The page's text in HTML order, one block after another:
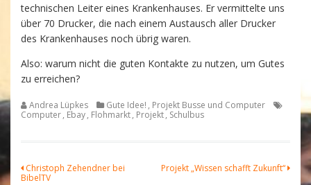
technischen Leiter eines Krankenhauses. Er vermittelte uns
über 70 Drucker, die nach einem Austausch aller Drucker
des Krankenhauses noch übrig waren.
Also: warum nicht die guten Kontakte zu nutzen, um Gutes
zu erreichen?
Andrea Lüpkes Gute Idee! , Projekt Busse und Computer
Computer, Ebay, Flohmarkt, Projekt, Schulbus
Beitragsnavigation
Christoph Zehendner bei
BibelTV
Projekt „Wissen schafft Zukunft“